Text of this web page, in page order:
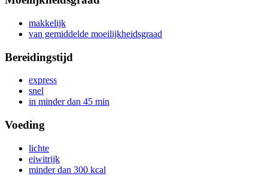
makkelijk
van gemiddelde moeilijkheidsgraad
Bereidingstijd
express
snel
in minder dan 45 min
Voeding
lichte
eiwitrijk
minder dan 300 kcal